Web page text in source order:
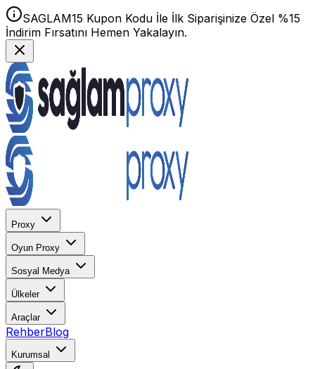
SAGLAM15 Kupon Kodu İle İlk Siparişinize Özel %15
İndirim Fırsatını Hemen Yakalayın.
Proxy
Oyun Proxy
Sosyal Medya
Ülkeler
Araçlar
RehberBlog
Kurumsal